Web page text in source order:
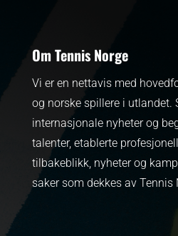
Om Tennis Norge
Vi er en nettavis med
og norske spillere i utlandet.
internasjonale nyheter og
talenter, etablerte
tilbakeblikk, nyheter og
saker som dekkes av Tennis